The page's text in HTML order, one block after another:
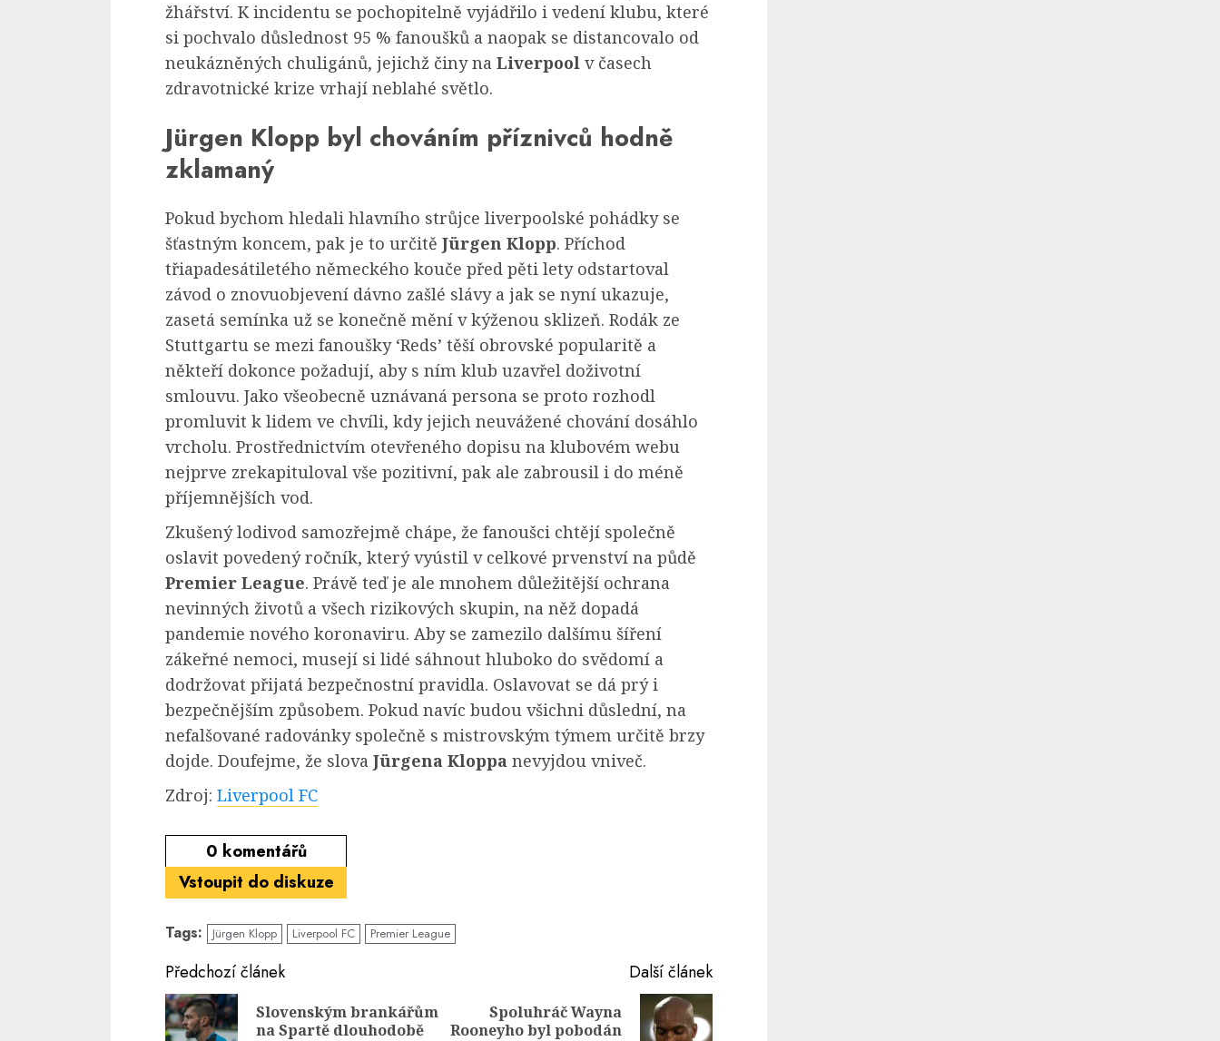
žhářství. K incidentu se pochopitelně vyjádřilo i vedení klubu, které
si pochvalo důslednost 95 % fanoušků a naopak se distancovalo od
neukázněných chuligánů, jejichž činy na Liverpool v časech
zdravotnické krize vrhají neblahé světlo.
Jürgen Klopp byl chováním příznivců hodně
zklamaný
Pokud bychom hledali hlavního strůjce liverpoolské pohádky se
šťastným koncem, pak je to určitě Jürgen Klopp. Příchod
třiapadesátiletého německého kouče před pěti lety odstartoval
závod o znovuobjevení dávno zašlé slávy a jak se nyní ukazuje,
zasetá semínka už se konečně mění v kýženou sklizeň. Rodák ze
Stuttgartu se mezi fanoušky ‘Reds’ těší obrovské popularitě a
někteří dokonce požadují, aby s ním klub uzavřel doživotní
smlouvu. Jako všeobecně uznávaná persona se proto rozhodl
promluvit k lidem ve chvíli, kdy jejich neuvážené chování dosáhlo
vrcholu. Prostřednictvím otevřeného dopisu na klubovém webu
nejprve zrekapituloval vše pozitivní, pak ale zabrousil i do méně
příjemnějších vod.
Zkušený lodivod samozřejmě chápe, že fanoušci chtějí společně
oslavit povedený ročník, který vyústil v celkové prvenství na půdě
Premier League. Právě teď je ale mnohem důležitější ochrana
nevinných životů a všech rizikových skupin, na něž dopadá
pandemie nového koronaviru. Aby se zamezilo dalšímu šíření
zákeřné nemoci, musejí si lidé sáhnout hluboko do svědomí a
dodržovat přijatá bezpečnostní pravidla. Oslavovat se dá prý i
bezpečnějším způsobem. Pokud navíc budou všichni důslední, na
nefalšované radovánky společně s mistrovským týmem určitě brzy
dojde. Doufejme, že slova Jürgena Kloppa nevyjdou vniveč.
Zdroj: Liverpool FC
0 komentářů
Vstoupit do diskuze
Tags: Jürgen Klopp Liverpool FC Premier League
Continue
Reading
Předchozí článek
Previous
Slovenským brankářům
na Spartě dlouhodobě
Další článek
Next
Spoluhráč Wayna
Rooneyho byl pobodán